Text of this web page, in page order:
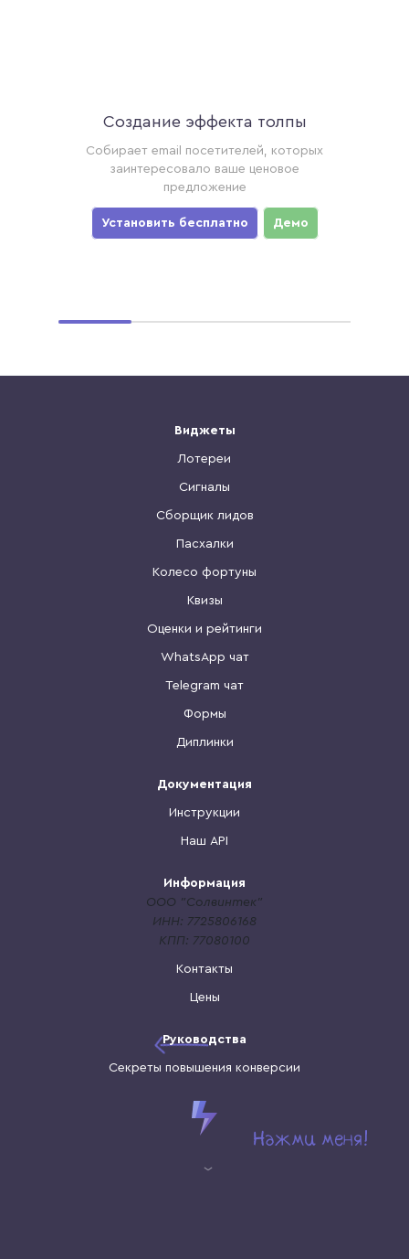
Создание эффекта толпы
Собирает email посетителей, которых
заинтересовало ваше ценовое
предложение
Установить бесплатно Демо
Виджеты
Лотереи
Сигналы
Сборщик лидов
Пасхалки
Колесо фортуны
Квизы
Оценки и рейтинги
WhatsApp чат
Telegram чат
Формы
Диплинки
Документация
Инструкции
Наш API
Информация
ООО "Солвинтек"
ИНН: 7725806168
КПП: 77080100
Контакты
Цены
Руководства
Секреты повышения конверсии